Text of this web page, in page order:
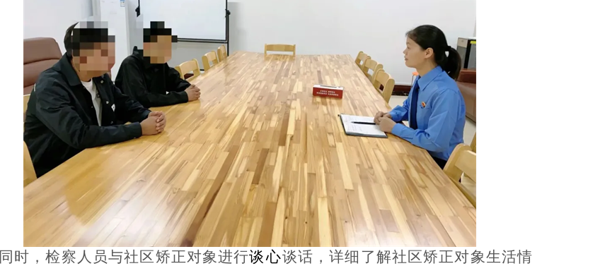
同时，检察人员与社区矫正对象进行谈心谈话，详细了解社区矫正对象生活情